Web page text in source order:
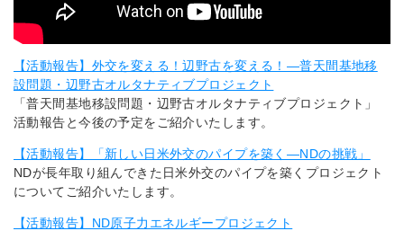
【活動報告】外交を変える！辺野古を変える！―普天間基地移
設問題・辺野古オルタナティブプロジェクト
「普天間基地移設問題・辺野古オルタナティブプロジェクト」
活動報告と今後の予定をご紹介いたします。
【活動報告】「新しい日米外交のパイプを築く―NDの挑戦」
NDが長年取り組んできた日米外交のパイプを築くプロジェクト
についてご紹介いたします。
【活動報告】ND原子力エネルギープロジェクト